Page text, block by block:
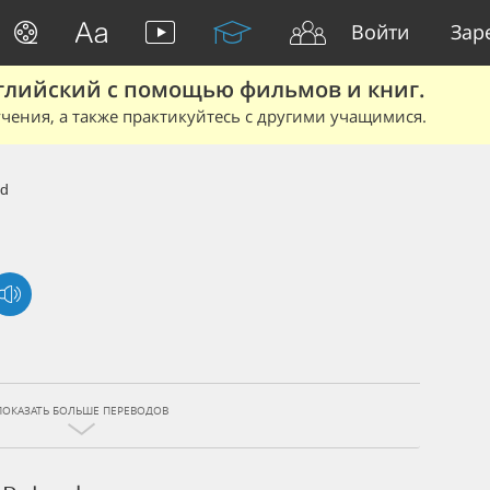
Войти
с помощью фильмов и книг.
а также практикуйтесь с другими учащимися.
БОЛЬШЕ ПЕРЕВОДОВ